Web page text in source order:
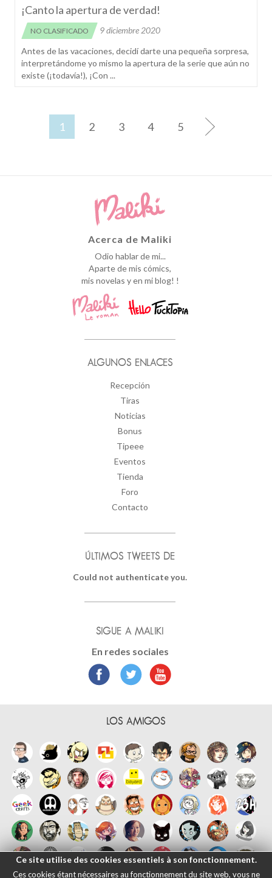
¡Canto la apertura de verdad!
NO CLASIFICADO
9 diciembre 2020
Antes de las vacaciones, decidí darte una pequeña sorpresa,
interpretándome yo mismo la apertura de la serie que aún no
existe (¡todavía!), ¡Con ...
1 2 3 4 5
Acerca de Maliki
Odio hablar de mi...
Aparte de mis cómics,
mis novelas y en mi blog! !
ALGUNOS ENLACES
Recepción
Tiras
Noticias
Bonus
Tipeee
Eventos
Tienda
Foro
Contacto
ÚLTIMOS TWEETS DE
Could not authenticate you.
SIGUE A MALIKI
En redes sociales
LOS AMIGOS
Ce site utilise des cookies essentiels à son fonctionnement.
Ces cookies étant nécessaires au fonctionnement du site web, vous ne